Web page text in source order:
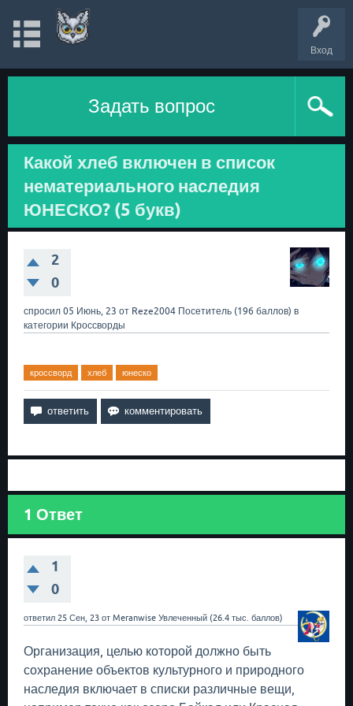
Вход
Задать вопрос
Какой хлеб включен в список
нематериального наследия
ЮНЕСКО? (5 букв)
2
0
спросил 05 Июнь, 23 от Reze2004 Посетитель (196 баллов) в
категории Кроссворды
кроссворд хлеб юнеско
1 Ответ
1
0
ответил 25 Сен, 23 от Meranwise Увлеченный (26.4 тыс. баллов)
Организация, целью которой должно быть
сохранение объектов культурного и природного
наследия включает в списки различные вещи,